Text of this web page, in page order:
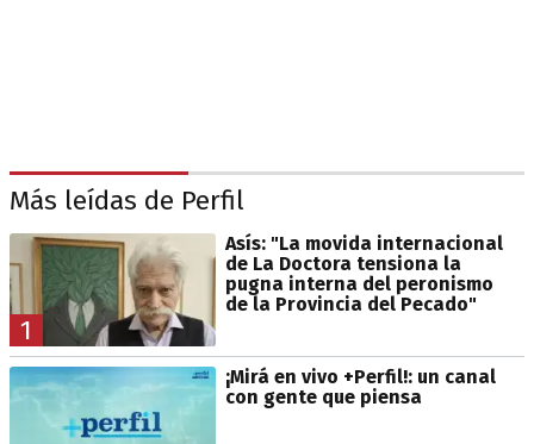
Más leídas de Perfil
1
Asís: "La movida internacional
de La Doctora tensiona la
pugna interna del peronismo
de la Provincia del Pecado"
¡Mirá en vivo +Perfil!: un canal
con gente que piensa